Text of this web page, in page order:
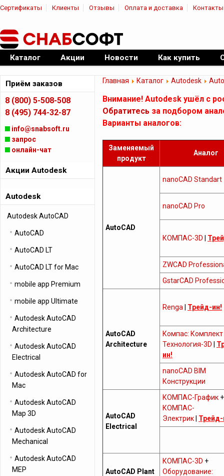
Сертификаты Клиенты Отзывы Оплата и доставка Контакты
Официальный дилер ПО
Каталог Акции Новости Как купить
Главная Каталог Autodesk
Внимание! Autodesk ушёл с
Обратитесь за подбором
Варианты аналогов:
Заменяемый
продукт
Аналог
AutoCAD
nanoCAD Standart
nanoCAD Pro
КОМПАС-3D
ZWCAD
GstarCAD
AutoCAD
Architecture
Renga Трейд-ин!
Компас: Комплект
Технология-3D
ин!
nanoCAD BIM
Конструкции
AutoCAD
Electrical
КОМПАС-График +
КОМПАС-
Электрик
Трейд-
AutoCAD Plant
КОМПАС-3D +
Оборудование:
Приём заказов
8 (800) 5-508-508
8 (495) 744-32-87
info@snabsoft.ru
запрос
онлайн-чат
Акции Autodesk
Autodesk
Autodesk AutoCAD
AutoCAD
AutoCAD LT
AutoCAD LT for Mac
mobile app Premium
mobile app Ultimate
Autodesk AutoCAD
Architecture
Autodesk AutoCAD
Electrical
Autodesk AutoCAD for
Mac
Autodesk AutoCAD
Map 3D
Autodesk AutoCAD
Mechanical
Autodesk AutoCAD
MEP